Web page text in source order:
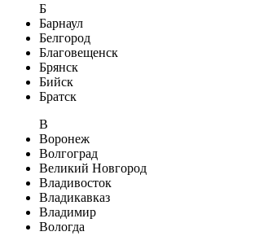
Б
Барнаул
Белгород
Благовещенск
Брянск
Бийск
Братск
В
Воронеж
Волгоград
Великий Новгород
Владивосток
Владикавказ
Владимир
Вологда